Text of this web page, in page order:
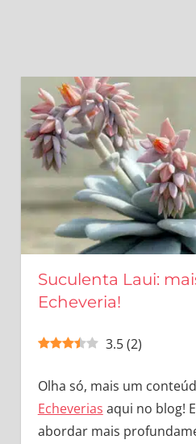
Suculenta Laui:
Echeveria!
3.5 (2)
Olha só, mais um
Echeverias aqui no blog!
abordar mais